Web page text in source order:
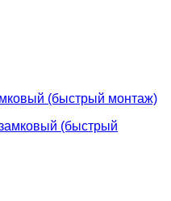
(быстрый монтаж)